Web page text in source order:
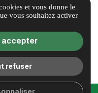
et vous donne le
vous souhaitez activer
accepter
refuser